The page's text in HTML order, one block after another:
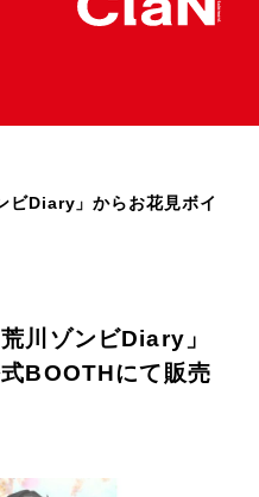
ビDiary」からお花見ボイ
川ゾンビDiary」
BOOTHにて販売